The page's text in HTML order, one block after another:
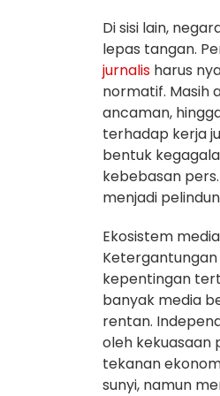
Di sisi lain,
lepas tangan.
jurnalis harus
normatif. Masih
ancaman,
terhadap kerja
bentuk
kebebasan
menjadi
Ekosistem
kepentingan
banyak media
rentan.
oleh kekuasaan
tekanan
sunyi, namun